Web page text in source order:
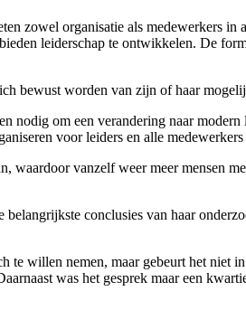
zowel organisatie als medewerkers
leiderschap te ontwikkelen. De
bewust worden van zijn of haar
nodig om een verandering naar
voor leiders en alle
waardoor vanzelf weer meer mensen
conclusies van haar
te willen nemen, maar gebeurt het
was het gesprek maar een